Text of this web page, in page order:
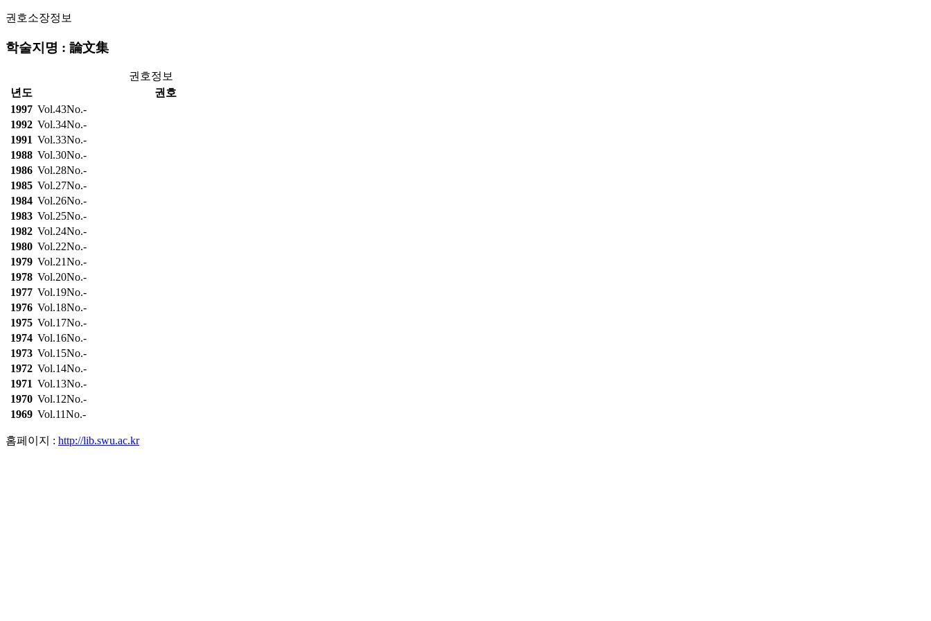
권호소장정보
학술지명 : 論文集
권호정보
년도
권호
1997 Vol.43No.-
1992 Vol.34No.-
1991 Vol.33No.-
1988 Vol.30No.-
1986 Vol.28No.-
1985 Vol.27No.-
1984 Vol.26No.-
1983 Vol.25No.-
1982 Vol.24No.-
1980 Vol.22No.-
1979 Vol.21No.-
1978 Vol.20No.-
1977 Vol.19No.-
1976 Vol.18No.-
1975 Vol.17No.-
1974 Vol.16No.-
1973 Vol.15No.-
1972 Vol.14No.-
1971 Vol.13No.-
1970 Vol.12No.-
1969 Vol.11No.-
홈페이지 : http://lib.swu.ac.kr